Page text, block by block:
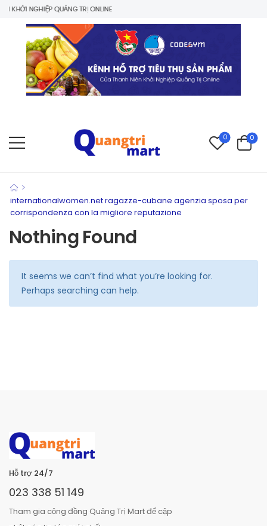
NGHIỆP QUẢNG TRỊ ONLINE
0 0
>
internationalwomen.net ragazze-cubane agenzia sposa per
corrispondenza con la migliore reputazione
Nothing Found
It seems we can’t find what you’re looking for.
Perhaps searching can help.
Hỗ trợ 24/7
023 338 51 149
Tham gia cộng đồng Quảng Trị Mart để cập